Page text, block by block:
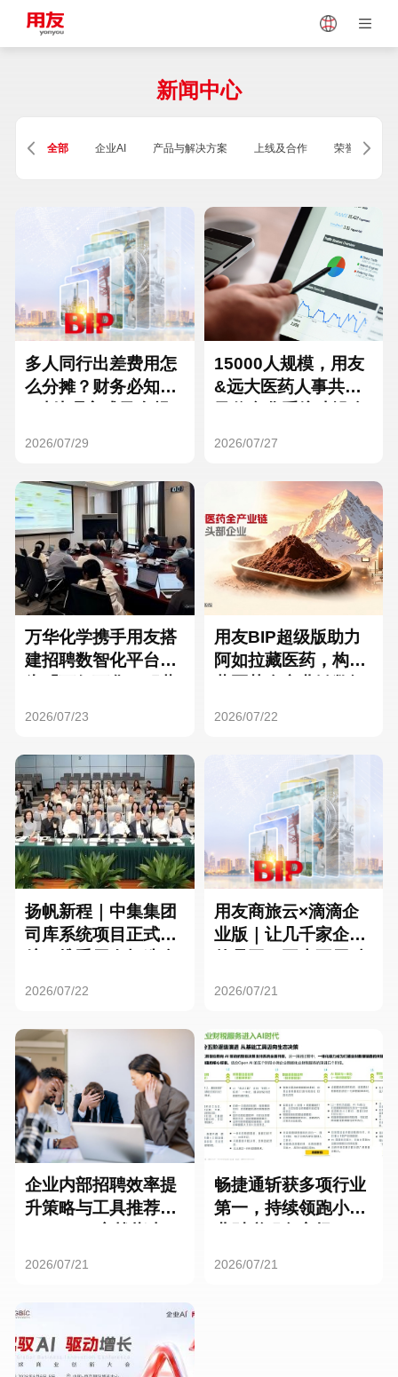
Vietnam
Singapore Malaysia
Thailand
Turkey
Hungary Mexico
Hong Kong Macau
新闻中心
全部 企业AI 产品与解决方案 上线及合作 荣誉及资质
多人同行出差费用怎
么分摊？财务必知的
2026/07/29
15000人规模，用友
&远大医药人事共享
2026/07/27
万华化学携手用友搭
建招聘数智化平台，
2026/07/23
用友BIP超级版助力
阿如拉藏医药，构建
2026/07/22
扬帆新程｜中集集团
司库系统项目正式启
2026/07/22
用友商旅云×滴滴企
业版｜让几千家企业
2026/07/21
企业内部招聘效率提
升策略与工具推荐：
2026/07/21
畅捷通斩获多项行业
第一，持续领跑小微
2026/07/21